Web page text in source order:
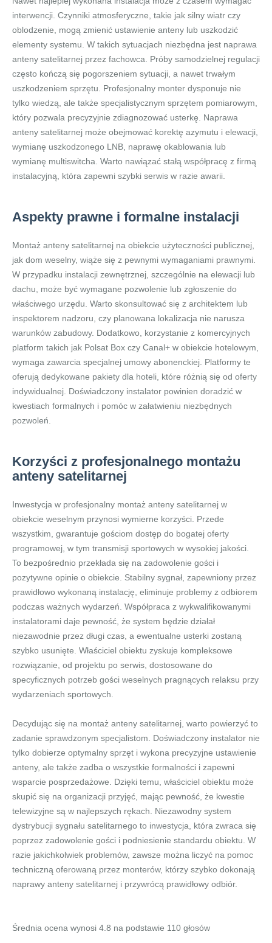
interwencji. Czynniki atmosferyczne, takie jak silny wiatr czy
oblodzenie, mogą zmienić ustawienie anteny lub uszkodzić
elementy systemu. W takich sytuacjach niezbędna jest naprawa
anteny satelitarnej przez fachowca. Próby samodzielnej regulacji
często kończą się pogorszeniem sytuacji, a nawet trwałym
uszkodzeniem sprzętu. Profesjonalny monter dysponuje nie
tylko wiedzą, ale także specjalistycznym sprzętem pomiarowym,
który pozwala precyzyjnie zdiagnozować usterkę. Naprawa
anteny satelitarnej może obejmować korektę azymutu i elewacji,
wymianę uszkodzonego LNB, naprawę okablowania lub
wymianę multiswitcha. Warto nawiązać stałą współpracę z firmą
instalacyjną, która zapewni szybki serwis w razie awarii.
Aspekty prawne i formalne instalacji
Montaż anteny satelitarnej na obiekcie użyteczności publicznej,
jak dom weselny, wiąże się z pewnymi wymaganiami prawnymi.
W przypadku instalacji zewnętrznej, szczególnie na elewacji lub
dachu, może być wymagane pozwolenie lub zgłoszenie do
właściwego urzędu. Warto skonsultować się z architektem lub
inspektorem nadzoru, czy planowana lokalizacja nie narusza
warunków zabudowy. Dodatkowo, korzystanie z komercyjnych
platform takich jak Polsat Box czy Canal+ w obiekcie hotelowym,
wymaga zawarcia specjalnej umowy abonenckiej. Platformy te
oferują dedykowane pakiety dla hoteli, które różnią się od oferty
indywidualnej. Doświadczony instalator powinien doradzić w
kwestiach formalnych i pomóc w załatwieniu niezbędnych
pozwoleń.
Korzyści z profesjonalnego montażu
anteny satelitarnej
Inwestycja w profesjonalny montaż anteny satelitarnej w
obiekcie weselnym przynosi wymierne korzyści. Przede
wszystkim, gwarantuje gościom dostęp do bogatej oferty
programowej, w tym transmisji sportowych w wysokiej jakości.
To bezpośrednio przekłada się na zadowolenie gości i
pozytywne opinie o obiekcie. Stabilny sygnał, zapewniony przez
prawidłowo wykonaną instalację, eliminuje problemy z odbiorem
podczas ważnych wydarzeń. Współpraca z wykwalifikowanymi
instalatorami daje pewność, że system będzie działał
niezawodnie przez długi czas, a ewentualne usterki zostaną
szybko usunięte. Właściciel obiektu zyskuje kompleksowe
rozwiązanie, od projektu po serwis, dostosowane do
specyficznych potrzeb gości weselnych pragnących relaksu przy
wydarzeniach sportowych.
Decydując się na montaż anteny satelitarnej, warto powierzyć to
zadanie sprawdzonym specjalistom. Doświadczony instalator nie
tylko dobierze optymalny sprzęt i wykona precyzyjne ustawienie
anteny, ale także zadba o wszystkie formalności i zapewni
wsparcie posprzedażowe. Dzięki temu, właściciel obiektu może
skupić się na organizacji przyjęć, mając pewność, że kwestie
telewizyjne są w najlepszych rękach. Niezawodny system
dystrybucji sygnału satelitarnego to inwestycja, która zwraca się
poprzez zadowolenie gości i podniesienie standardu obiektu. W
razie jakichkolwiek problemów, zawsze można liczyć na pomoc
techniczną oferowaną przez monterów, którzy szybko dokonają
naprawy anteny satelitarnej i przywrócą prawidłowy odbiór.
Średnia ocena wynosi 4.8 na podstawie 110 głosów